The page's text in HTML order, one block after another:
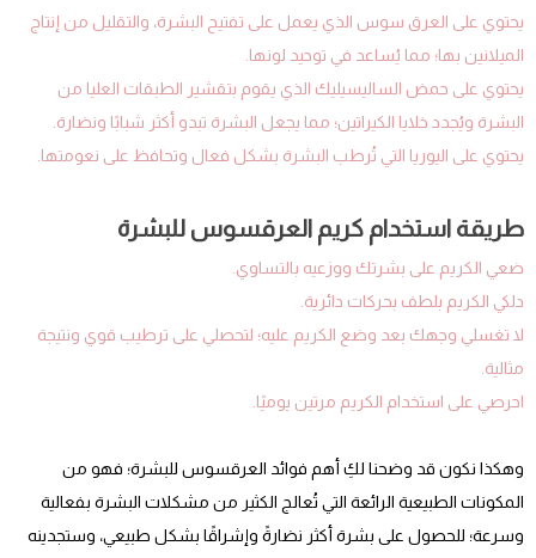
يحتوي على العرق سوس الذي يعمل على تفتيح البشرة، والتقليل من إنتاج
الميلانين بها؛ مما يُساعد في توحيد لونها.
يحتوي على حمض الساليسيليك الذي يقوم بتقشير الطبقات العليا من
البشرة ويُجدد خلايا الكيراتين؛ مما يجعل البشرة تبدو أكثر شبابًا ونضارة.
يحتوي على اليوريا التي تُرطب البشرة بشكل فعال وتحافظ على نعومتها.
طريقة استخدام كريم العرقسوس للبشرة
ضعي الكريم على بشرتك ووزعيه بالتساوي.
دلكي الكريم بلطف بحركات دائرية.
لا تغسلي وجهك بعد وضع الكريم عليه؛ لتحصلي على ترطيب قوي ونتيجة
مثالية.
احرصي على استخدام الكريم مرتين يوميًا.
وهكذا نكون قد وضحنا لكِ أهم فوائد العرقسوس للبشرة؛ فهو من
المكونات الطبيعية الرائعة التي تُعالج الكثير من مشكلات البشرة بفعالية
وسرعة؛ للحصول على بشرة أكثر نضارةً وإشراقًا بشكل طبيعي، وستجدينه